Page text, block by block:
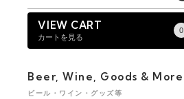
VIEW CART
カートを見る
0
Beer, Wine, Goods & More
ビール・ワイン・グッズ等